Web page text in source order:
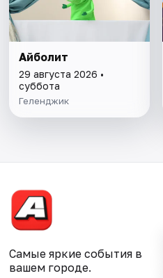
Айболит
29 августа 2026 •
суббота
Геленджик
Самые яркие события в
вашем городе.